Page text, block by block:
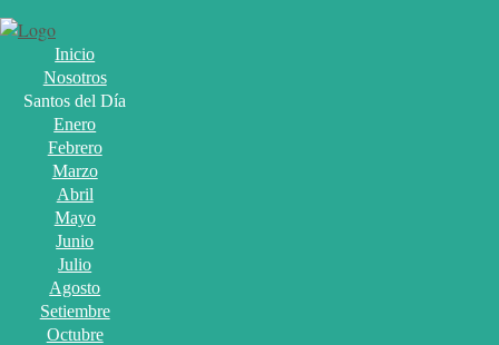
Inicio
Nosotros
Santos del Día
Enero
Febrero
Marzo
Abril
Mayo
Junio
Julio
Agosto
Setiembre
Octubre